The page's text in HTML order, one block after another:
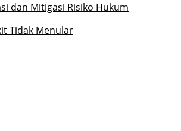
dan Mitigasi Risiko Hukum
Tidak Menular